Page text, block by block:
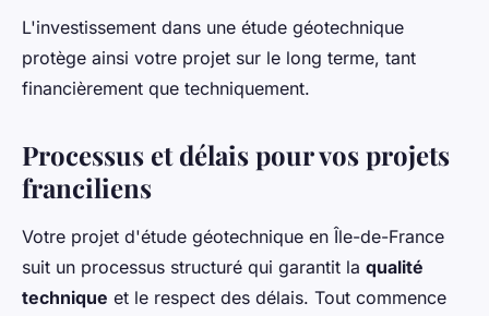
L'investissement dans une étude géotechnique
protège ainsi votre projet sur le long terme, tant
financièrement que techniquement.
Processus et délais pour vos projets
franciliens
Votre projet d'étude géotechnique en Île-de-France
suit un processus structuré qui garantit la qualité
technique et le respect des délais. Tout commence